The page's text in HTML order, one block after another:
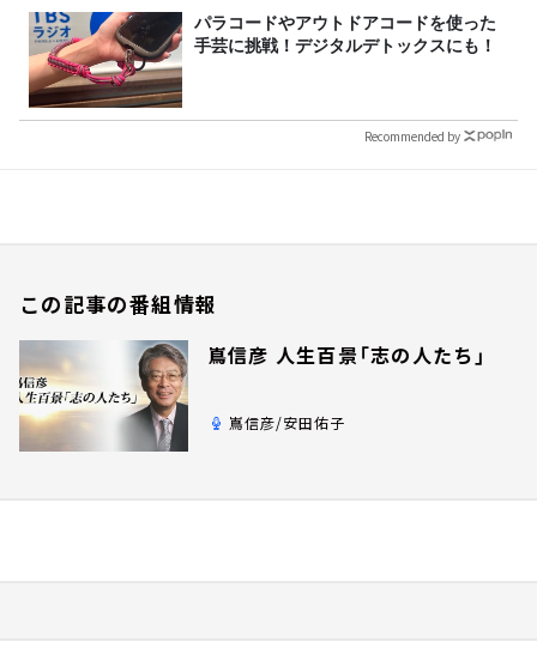
パラコードやアウトドアコードを使った
手芸に挑戦！デジタルデトックスにも！
Recommended by
この記事の番組情報
嶌信彦 人生百景「志の人たち」
嶌信彦/安田佑子